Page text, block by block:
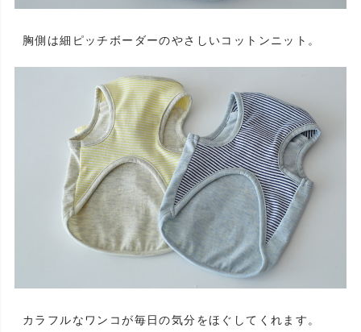
胸側は細ピッチボーダーのやさしいコットンニット。
カラフルなワンコが毎日の気分をほぐしてくれます。